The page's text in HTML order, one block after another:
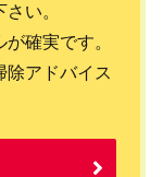
い。
確実です。
除アドバイス